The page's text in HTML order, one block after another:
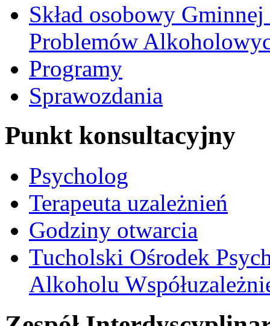
Skład osobowy
Problemów
Programy
Sprawozdania
Punkt konsultacyjny
Psycholog
Terapeuta uzależnień
Godziny otwarcia
Tucholski Ośrodek
Alkoholu